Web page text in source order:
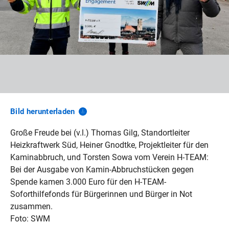
Bild herunterladen
Große Freude bei (v.l.) Thomas Gilg, Standortleiter
Heizkraftwerk Süd, Heiner Gnodtke, Projektleiter für den
Kaminabbruch, und Torsten Sowa vom Verein H-TEAM:
Bei der Ausgabe von Kamin-Abbruchstücken gegen
Spende kamen 3.000 Euro für den H-TEAM-
Soforthilfefonds für Bürgerinnen und Bürger in Not
zusammen.
Foto: SWM